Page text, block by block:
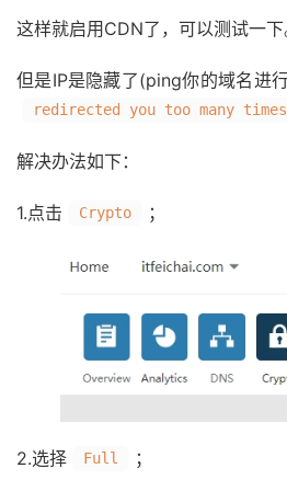
这样就启用CDN了，可以测试一下
但是IP是隐藏了(ping你的域名进
redirected you too many times
解决办法如下：
1.点击 Crypto ；
2.选择 Full ；